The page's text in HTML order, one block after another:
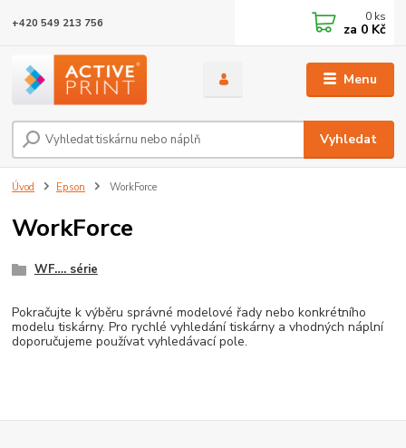
Menu
Vyhledat
+420 549 213 756 0 ks
za 0 Kč
Úvod Epson WorkForce
WorkForce
WF…. série
Pokračujte k výběru správné modelové řady nebo konkrétního
modelu tiskárny. Pro rychlé vyhledání tiskárny a vhodných náplní
doporučujeme používat vyhledávací pole.